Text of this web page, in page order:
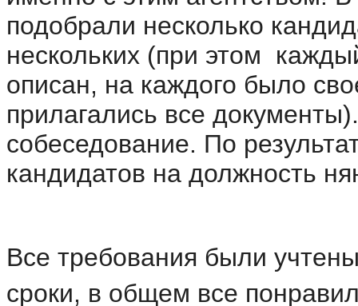
подобрали несколько
нескольких (при этом
описан, на каждого было
прилагались все
собеседование. По
кандидатов на должность
Все требования были
сроки, в общем все